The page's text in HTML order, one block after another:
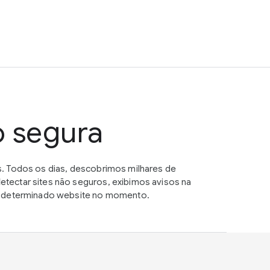
segura
Todos os dias, descobrimos milhares de
sites não seguros, exibimos avisos na
website no momento.